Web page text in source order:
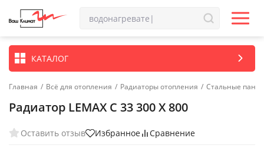
КАТАЛОГ
Главная / Всё для отопления / Радиаторы отопления / Стальные
Радиатор LEMAX C 33 300 X 800
Оставить отзыв Избранное Сравнение